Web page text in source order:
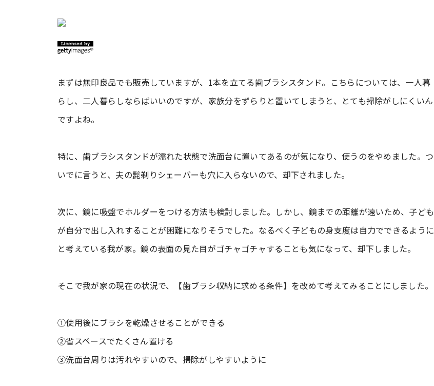
まずは無印良品でも販売していますが、1本を立てる歯ブラシスタンド。こちらについては、一人暮
らし、二人暮らしならばいいのですが、家族分をずらりと置いてしまうと、とても掃除がしにくいん
ですよね。
特に、歯ブラシスタンドが濡れた状態で洗面台に置いてあるのが気になり、使うのをやめました。つ
いでに言うと、夫の髭剃りシェーバーも穴に入らないので、却下されました。
次に、鏡に吸盤でホルダーをつける方法も検討しました。しかし、鏡までの距離が遠いため、子ども
が自分で出し入れすることが困難になりそうでした。なるべく子どもの身支度は自力でできるように
と考えている我が家。鏡の表面の見た目がゴチャゴチャすることも気になって、却下しました。
そこで我が家の現在の状況で、【歯ブラシ収納に求める条件】を改めて考えてみることにしました。
①使用後にブラシを乾燥させることができる
②省スペースでたくさん置ける
③洗面台周りは汚れやすいので、掃除がしやすいように